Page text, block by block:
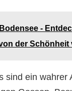
-
der Schönheit
sind ein wahrer